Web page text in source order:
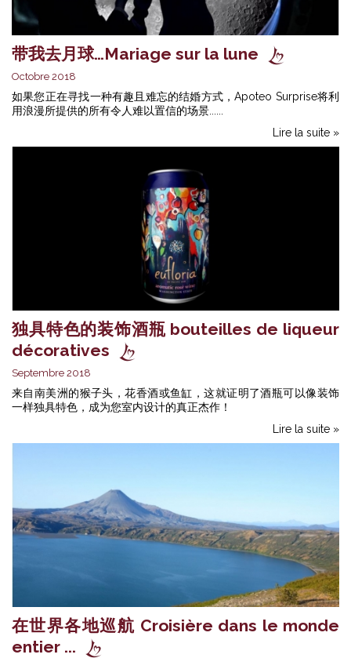
带我去月球…Mariage sur la lune
Octobre 2018
如果您正在寻找一种有趣且难忘的结婚方式，Apoteo Surprise将利
用浪漫所提供的所有令人难以置信的场景......
Lire la suite »
独具特色的装饰酒瓶 bouteilles de liqueur
décoratives
Septembre 2018
来自南美洲的猴子头，花香酒或鱼缸，这就证明了酒瓶可以像装饰
一样独具特色，成为您室内设计的真正杰作！
Lire la suite »
在世界各地巡航 Croisière dans le monde
entier ...